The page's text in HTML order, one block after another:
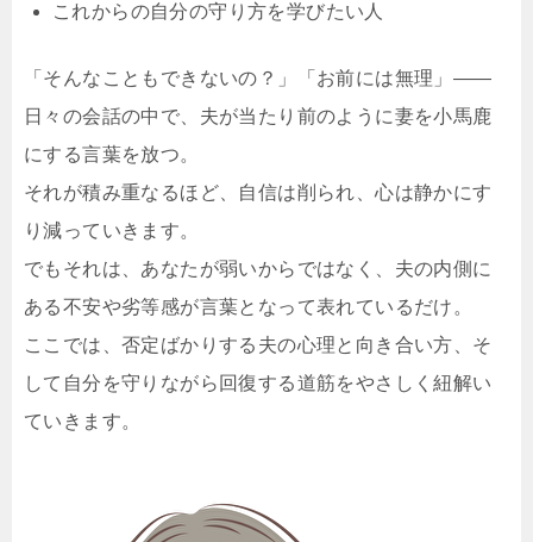
これからの自分の守り方を学びたい人
「そんなこともできないの？」「お前には無理」――
日々の会話の中で、夫が当たり前のように妻を小馬鹿
にする言葉を放つ。
それが積み重なるほど、自信は削られ、心は静かにす
り減っていきます。
でもそれは、あなたが弱いからではなく、夫の内側に
ある不安や劣等感が言葉となって表れているだけ。
ここでは、否定ばかりする夫の心理と向き合い方、そ
して自分を守りながら回復する道筋をやさしく紐解い
ていきます。